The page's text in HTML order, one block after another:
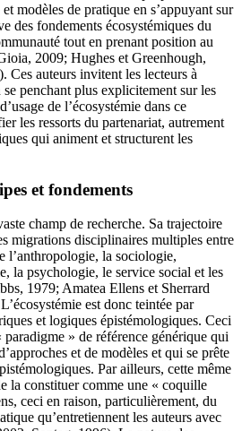
modèles de pratique en s’appuyant sur
des fondements écosystémiques du
tout en prenant position au
2009; Hughes et Greenhough,
Ces auteurs invitent les lecteurs à
penchant plus explicitement sur les
de l’écosystémie dans ce
les ressorts du partenariat, autrement
qui animent et structurent les
et fondements
champ de recherche. Sa trajectoire
migrations disciplinaires multiples entre
l’anthropologie, la sociologie,
la psychologie, le service social et les
1979; Amatea Ellens et Sherrard
est donc teintée par
et logiques épistémologiques. Ceci
paradigme » de référence générique qui
et de modèles et qui se prête
Par ailleurs, cette même
la constituer comme une « coquille
ceci en raison, particulièrement, du
qu’entretiennent les auteurs avec